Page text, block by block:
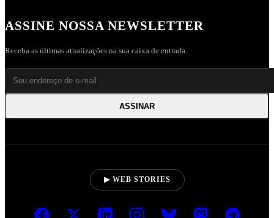
ASSINE NOSSA NEWSLETTER
Receba as últimas atualizações na sua caixa de entrada.
ASSINAR
▶ WEB STORIES